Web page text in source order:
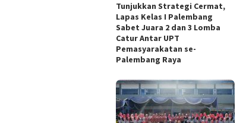
Tunjukkan Strategi Cermat,
Lapas Kelas I Palembang
Sabet Juara 2 dan 3 Lomba
Catur Antar UPT
Pemasyarakatan se-
Palembang Raya